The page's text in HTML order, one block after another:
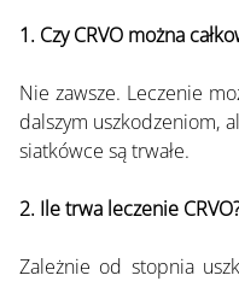
1. Czy CRVO można
Nie zawsze. Leczenie
dalszym uszkodzeniom,
siatkówce są trwałe.
2. Ile trwa leczenie
Zależnie od stopnia